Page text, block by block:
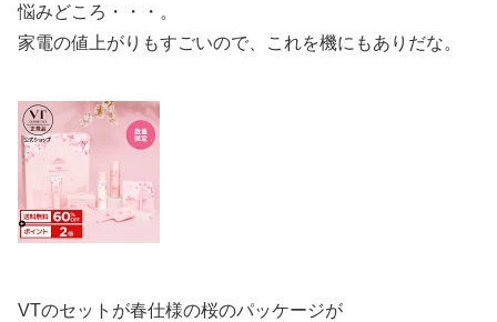
悩みどころ・・・。
家電の値上がりもすごいので、これを機にもありだな。
VTのセットが春仕様の桜のパッケージが